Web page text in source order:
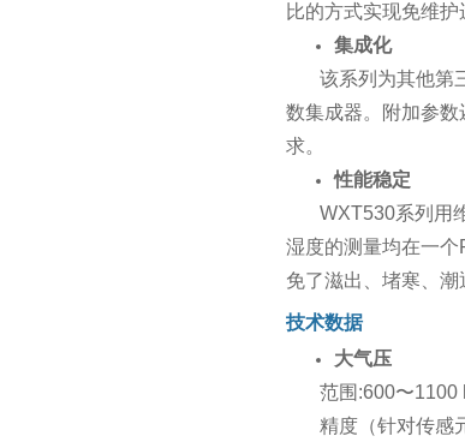
比的方式实现免维护
集成化
该系列为其他第
数集成器。附加参
求。
性能稳定
WXT530系列用
湿度的测量均在一
免了滋出、堵寒、潮
技术数据
大气压
范围:600〜1100
精度（针对传感